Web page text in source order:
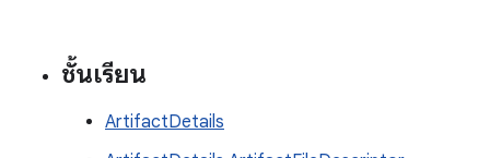
ชั้นเรียน
ArtifactDetails